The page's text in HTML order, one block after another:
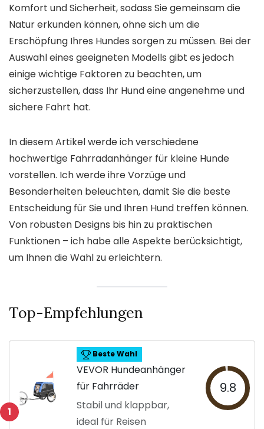
Komfort und Sicherheit, sodass Sie gemeinsam die
Natur erkunden können, ohne sich um die
Erschöpfung Ihres Hundes sorgen zu müssen. Bei der
Auswahl eines geeigneten Modells gibt es jedoch
einige wichtige Faktoren zu beachten, um
sicherzustellen, dass Ihr Hund eine angenehme und
sichere Fahrt hat.
In diesem Artikel werde ich verschiedene
hochwertige Fahrradanhänger für kleine Hunde
vorstellen. Ich werde ihre Vorzüge und
Besonderheiten beleuchten, damit Sie die beste
Entscheidung für Sie und Ihren Hund treffen können.
Von robusten Designs bis hin zu praktischen
Funktionen – ich habe alle Aspekte berücksichtigt,
um Ihnen die Wahl zu erleichtern.
Top-Empfehlungen
1
Beste Wahl
VEVOR Hundeanhänger
für Fahrräder
Stabil und klappbar,
ideal für Reisen
9.8